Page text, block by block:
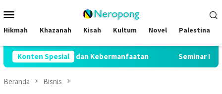
ke
kontenMobile
Hikmah Khazanah Kisah Kultum Novel Palestina
Konten Spesial
Kebermanfaatan Seminar MUI DKI Jakarta Hasilkan
Beranda Bisnis